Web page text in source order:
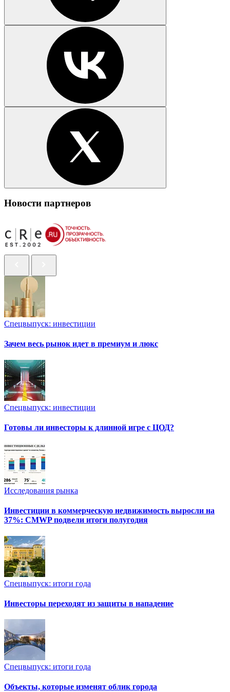
Новости партнеров
Спецвыпуск: инвестиции
Зачем весь рынок идет в премиум и люкс
Спецвыпуск: инвестиции
Готовы ли инвесторы к длинной игре с ЦОД?
Исследования рынка
Инвестиции в коммерческую недвижимость выросли на
37%: CMWP подвели итоги полугодия
Спецвыпуск: итоги года
Инвесторы переходят из защиты в нападение
Спецвыпуск: итоги года
Объекты, которые изменят облик города